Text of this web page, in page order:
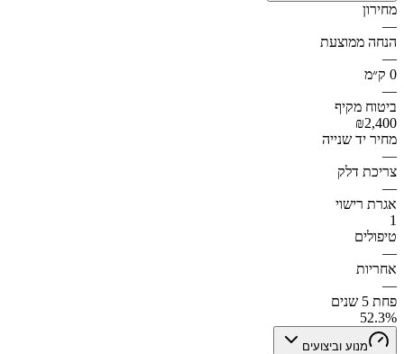
מחירון
—
הנחה ממוצעת
—
0 ק״מ
—
ביטוח מקיף
₪2,400
מחיר יד שנייה
—
צריכת דלק
—
אגרת רישוי
1
טיפולים
—
אחריות
—
פחת 5 שנים
52.3%
מנוע וביצועים